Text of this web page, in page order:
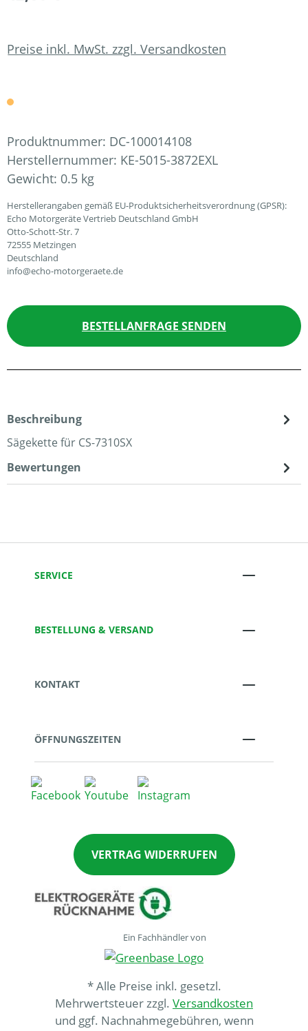
Preise inkl. MwSt. zzgl. Versandkosten
Produktnummer: DC-100014108
Herstellernummer: KE-5015-3872EXL
Gewicht: 0.5 kg
Herstellerangaben gemäß EU-Produktsicherheitsverordnung (GPSR):
Echo Motorgeräte Vertrieb Deutschland GmbH
Otto-Schott-Str. 7
72555 Metzingen
Deutschland
info@echo-motorgeraete.de
BESTELLANFRAGE SENDEN
Beschreibung
Sägekette für CS-7310SX
Bewertungen
SERVICE
BESTELLUNG & VERSAND
KONTAKT
ÖFFNUNGSZEITEN
VERTRAG WIDERRUFEN
Ein Fachhändler von
* Alle Preise inkl. gesetzl.
Mehrwertsteuer zzgl. Versandkosten
und ggf. Nachnahmegebühren, wenn